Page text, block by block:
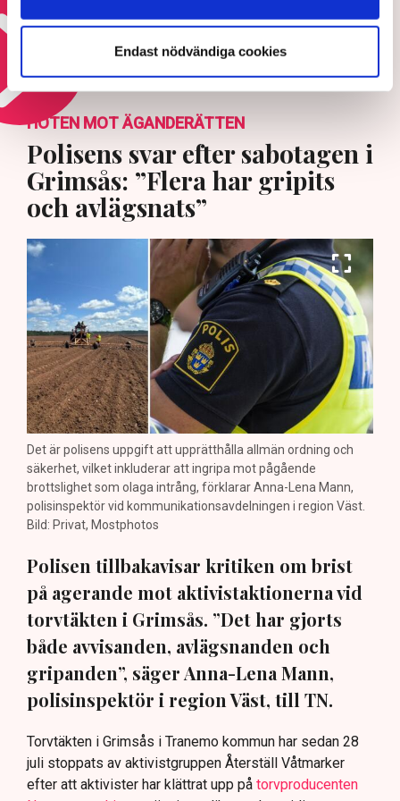
Endast nödvändiga cookies
Läs mer om elkrisen
HOTEN MOT ÄGANDERÄTTEN
Polisens svar efter sabotagen i
Grimsås: ”Flera har gripits
och avlägsnats”
Det är polisens uppgift att upprätthålla allmän ordning och
säkerhet, vilket inkluderar att ingripa mot pågående
brottslighet som olaga intrång, förklarar Anna-Lena Mann,
polisinspektör vid kommunikationsavdelningen i region Väst.
Bild: Privat, Mostphotos
Polisen tillbakavisar kritiken om brist
på agerande mot aktivistaktionerna vid
torvtäkten i Grimsås. ”Det har gjorts
både avvisanden, avlägsnanden och
gripanden”, säger Anna-Lena Mann,
polisinspektör i region Väst, till TN.
Torvtäkten i Grimsås i Tranemo kommun har sedan 28
juli stoppats av aktivistgruppen Återställ Våtmarker
efter att aktivister har klättrat upp på torvproducenten